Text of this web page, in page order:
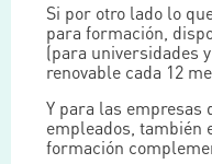
Si por otro lado lo
para formación,
(para universidades
renovable cada 12
Y para las empresas
empleados, también
formación